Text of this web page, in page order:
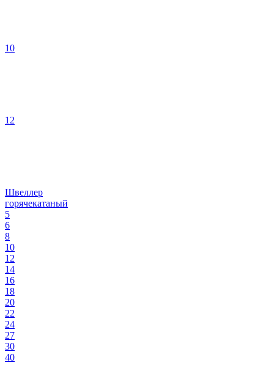
10
12
Швеллер
горячекатаный
5
6
8
10
12
14
16
18
20
22
24
27
30
40